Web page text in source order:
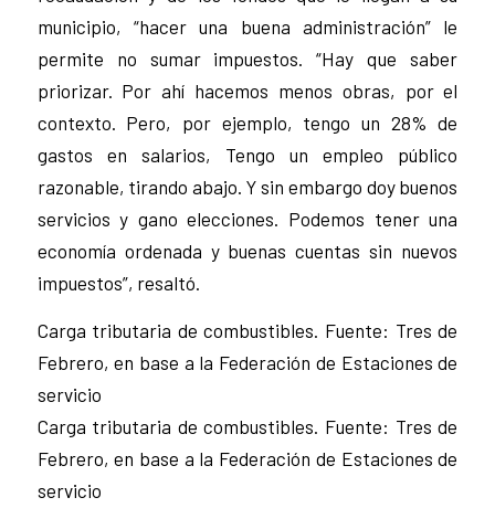
municipio, “hacer una buena administración” le
permite no sumar impuestos. “Hay que saber
priorizar. Por ahí hacemos menos obras, por el
contexto. Pero, por ejemplo, tengo un 28% de
gastos en salarios, Tengo un empleo público
razonable, tirando abajo. Y sin embargo doy buenos
servicios y gano elecciones. Podemos tener una
economía ordenada y buenas cuentas sin nuevos
impuestos”, resaltó.
Carga tributaria de combustibles. Fuente: Tres de
Febrero, en base a la Federación de Estaciones de
servicio
Carga tributaria de combustibles. Fuente: Tres de
Febrero, en base a la Federación de Estaciones de
servicio